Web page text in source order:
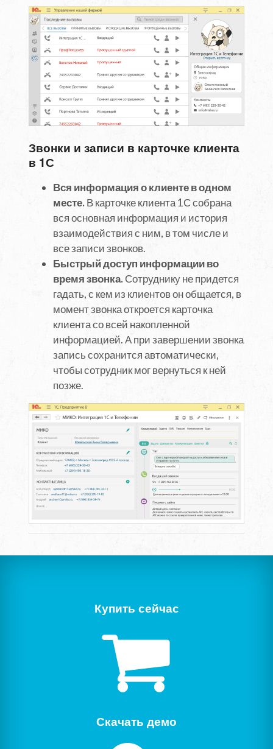
Звонки и записи в карточке клиента
в 1С
Вся информация о клиенте в одном
месте.В карточке клиента 1С собрана
вся основная информация и история
взаимодействия с ним, в том числе и
все записи звонков.
Быстрый доступ информации во
время звонка. Сотруднику не придется
гадать, с кем из клиентов он общается, в
момент звонка откроется карточка
клиента со всей накопленной
информацией. А при завершении звонка
запись сохранится автоматически,
чтобы сотрудник мог вернуться к ней
позже.
Купить сейчас
Скачать демо